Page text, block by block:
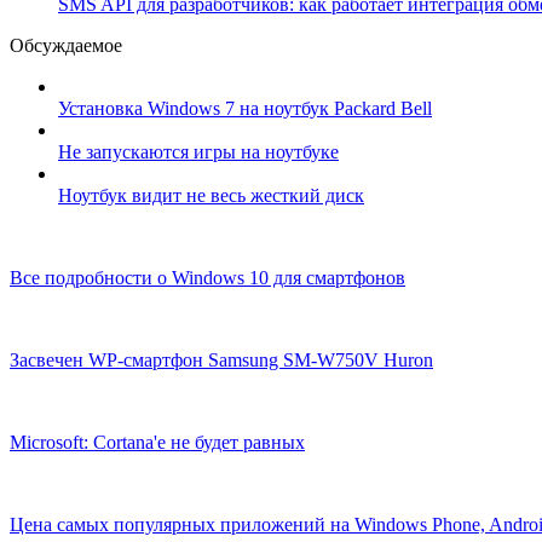
Обсуждаемое
Установка Windows 7 на ноутбук Packard Bell
Не запускаются игры на ноутбуке
Ноутбук видит не весь жесткий диск
Все подробности о Windows 10 для смартфонов
Засвечен WP-смартфон Samsung SM-W750V Huron
Microsoft: Cortana'е не будет равных
Цена самых популярных приложений на Windows Phone,